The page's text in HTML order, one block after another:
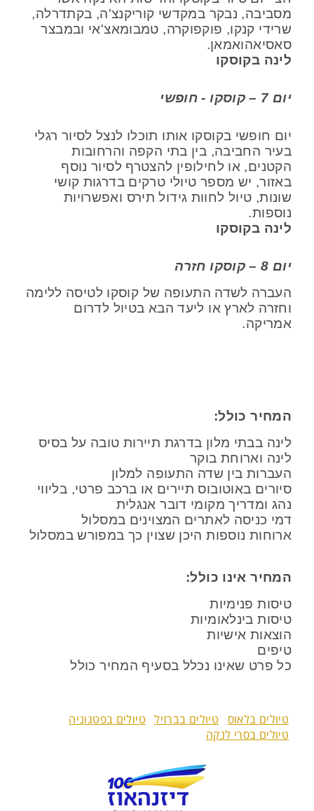
מסביבה, נבקר במקדשי קוריקנצ'ה, בקתדרלה,
שרידי קנקו, פוקפוקרה, טמבומאצ'אי ובמבצר
סאסיאהואמאן.
לינה בקוסקו
יום 7 – קוסקו - חופשי
יום חופשי בקוסקו אותו תוכלו לנצל לסיור רגלי
בעיר החביבה, בין בתי הקפה והרחובות
הקטנים, או לחילופין להצטרף לסיור נוסף
באזור, יש מספר טיולי טרקים בדרגות קושי
שונות, טיול לחוות גידול תירס ואפשרויות
נוספות.
לינה בקוסקו
יום 8 – קוסקו חזרה
העברה לשדה התעופה של קוסקו לטיסה ללימה
וחזרה לארץ או ליעד הבא בטיול לדרום
אמריקה.
המחיר כולל:
לינה בבתי מלון בדרגת תיירות טובה על בסיס
לינה וארוחת בוקר
העברות בין שדה התעופה למלון
סיורים באוטובוס תיירים או ברכב פרטי, בליווי
נהג ומדריך מקומי דובר אנגלית
דמי כניסה לאתרים המצוינים במסלול
ארוחות נוספות היכן שצוין כך במפורש במסלול
המחיר אינו כולל:
טיסות פנימיות
טיסות בינלאומיות
הוצאות אישיות
טיפים
כל פרט שאינו נכלל בסעיף המחיר כולל
טיולים בלאוס טיולים בברזיל
טיולים בפטגוניה
טיולים בסרי לנקה